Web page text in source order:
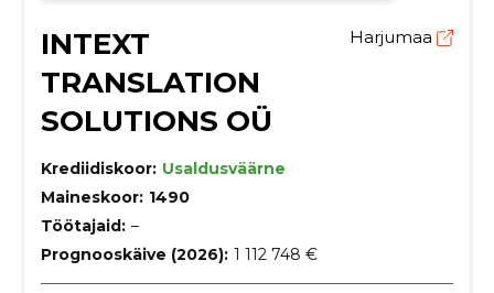
INTEXT
TRANSLATION
SOLUTIONS OÜ
Harjumaa
Krediidiskoor: Usaldusväärne
Maineskoor: 1490
Töötajaid: –
Prognooskäive (2026): 1 112 748 €